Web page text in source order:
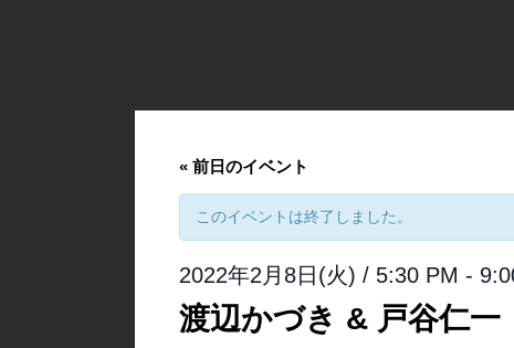
« 前日のイベント
このイベントは終了しました。
2022年2月8日(火) / 5:30 PM -
渡辺かづき & 戸谷仁一